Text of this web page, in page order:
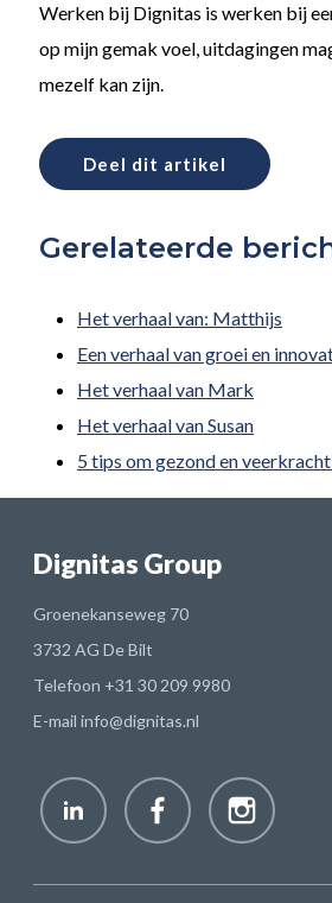
Werken bij Dignitas is werken bij
op mijn gemak voel, uitdagingen
mezelf kan zijn.
Deel dit artikel
Gerelateerde
Het verhaal van: Matthijs
Een verhaal van groei en
Het verhaal van Mark
Het verhaal van Susan
5 tips om gezond en
Dignitas Group
Groenekanseweg 70
3732 AG De Bilt
Telefoon +31 30 209 9980
E-mail info@dignitas.nl